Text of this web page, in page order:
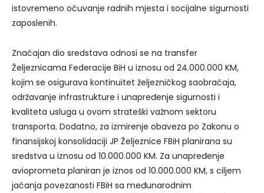
istovremeno očuvanje radnih mjesta i socijalne sigurnosti
zaposlenih.
Značajan dio sredstava odnosi se na transfer
Željeznicama Federacije BiH u iznosu od 24.000.000 KM,
kojim se osigurava kontinuitet željezničkog saobraćaja,
održavanje infrastrukture i unapređenje sigurnosti i
kvaliteta usluga u ovom strateški važnom sektoru
transporta. Dodatno, za izmirenje obaveza po Zakonu o
finansijskoj konsolidaciji JP Željeznice FBiH planirana su
sredstva u iznosu od 10.000.000 KM. Za unapređenje
avioprometa planiran je iznos od 10.000.000 KM, s ciljem
jačanja povezanosti FBiH sa međunarodnim